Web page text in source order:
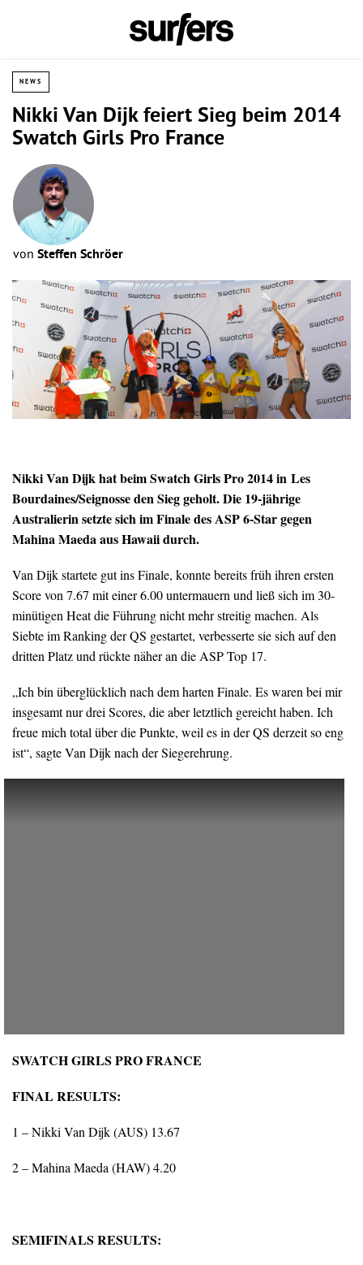
NEWS
Nikki Van Dijk feiert Sieg beim 2014
Swatch Girls Pro France
von Steffen Schröer
Nikki Van Dijk hat beim Swatch Girls Pro 2014 in Les
Bourdaines/Seignosse den Sieg geholt. Die 19-jährige
Australierin setzte sich im Finale des ASP 6-Star gegen
Mahina Maeda aus Hawaii durch.
Van Dijk startete gut ins Finale, konnte bereits früh ihren ersten
Score von 7.67 mit einer 6.00 untermauern und ließ sich im 30-
minütigen Heat die Führung nicht mehr streitig machen. Als
Siebte im Ranking der QS gestartet, verbesserte sie sich auf den
dritten Platz und rückte näher an die ASP Top 17.
„Ich bin überglücklich nach dem harten Finale. Es waren bei mir
insgesamt nur drei Scores, die aber letztlich gereicht haben. Ich
freue mich total über die Punkte, weil es in der QS derzeit so eng
ist“, sagte Van Dijk nach der Siegerehrung.
SWATCH GIRLS PRO FRANCE
FINAL RESULTS:
1 – Nikki Van Dijk (AUS) 13.67
2 – Mahina Maeda (HAW) 4.20
SEMIFINALS RESULTS: